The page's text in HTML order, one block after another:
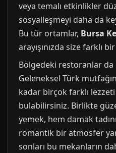
veya temalı etkinlikler
sosyalleşmeyi daha da
Bu tür ortamlar, Bursa
arayışınızda size farklı
Bölgedeki restoranlar da
Geleneksel Türk
kadar birçok farklı
bulabilirsiniz. Birlikte
yemek, hem damak
romantik bir atmosfer
sonları bu mekanların